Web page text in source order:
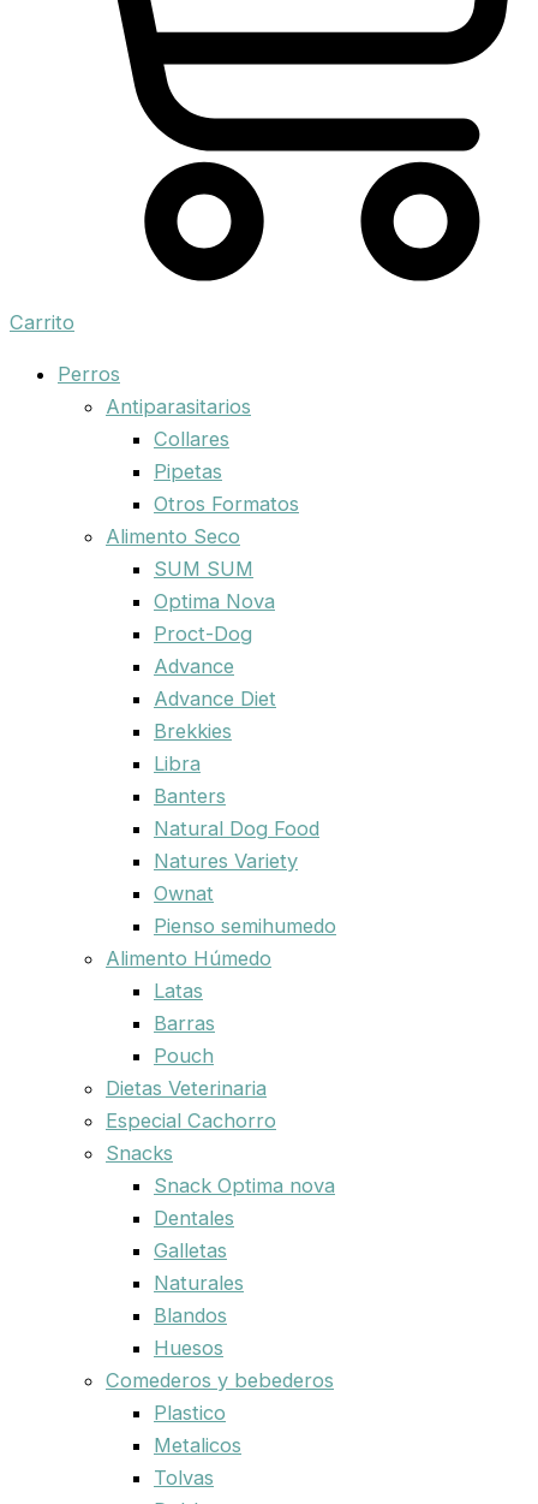
Carrito
Perros
Antiparasitarios
Collares
Pipetas
Otros Formatos
Alimento Seco
SUM SUM
Optima Nova
Proct-Dog
Advance
Advance Diet
Brekkies
Libra
Banters
Natural Dog Food
Natures Variety
Ownat
Pienso semihumedo
Alimento Húmedo
Latas
Barras
Pouch
Dietas Veterinaria
Especial Cachorro
Snacks
Snack Optima nova
Dentales
Galletas
Naturales
Blandos
Huesos
Comederos y bebederos
Plastico
Metalicos
Tolvas